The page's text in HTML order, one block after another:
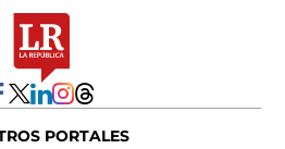
PORTALES